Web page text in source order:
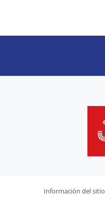
Información del sitio